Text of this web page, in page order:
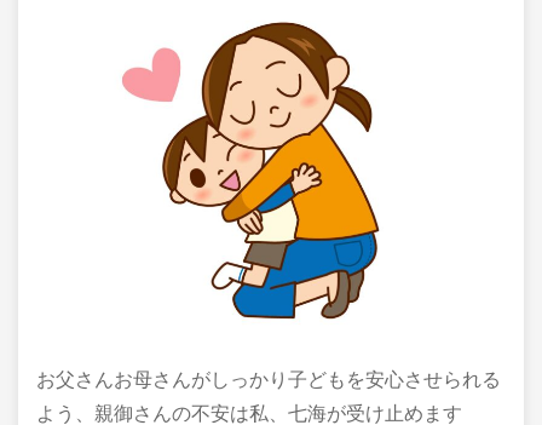
お父さんお母さんがしっかり子どもを安心させられる
よう、親御さんの不安は私、七海が受け止めます